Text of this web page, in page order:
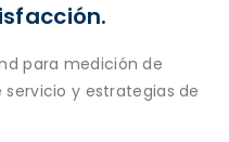
para medición de
y estrategias de